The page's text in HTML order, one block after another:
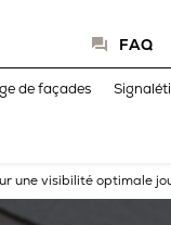
FAQ
de façades
une visibilité optimale